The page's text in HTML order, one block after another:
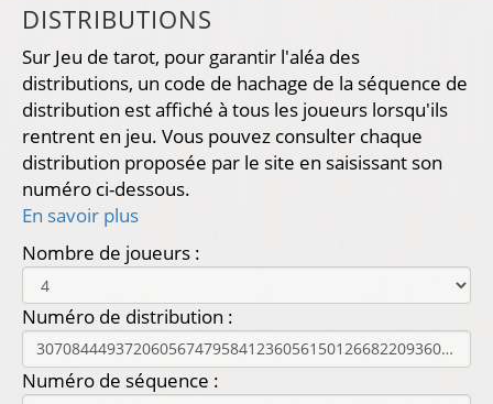
DISTRIBUTIONS
Sur Jeu de tarot, pour garantir l'aléa des
distributions, un code de hachage de la séquence de
distribution est affiché à tous les joueurs lorsqu'ils
rentrent en jeu. Vous pouvez consulter chaque
distribution proposée par le site en saisissant son
numéro ci-dessous.
En savoir plus
Nombre de joueurs :
Numéro de distribution :
Numéro de séquence :